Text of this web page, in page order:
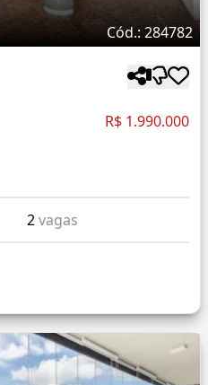
Cód.: 284782
R$ 1.990.000
2vagas